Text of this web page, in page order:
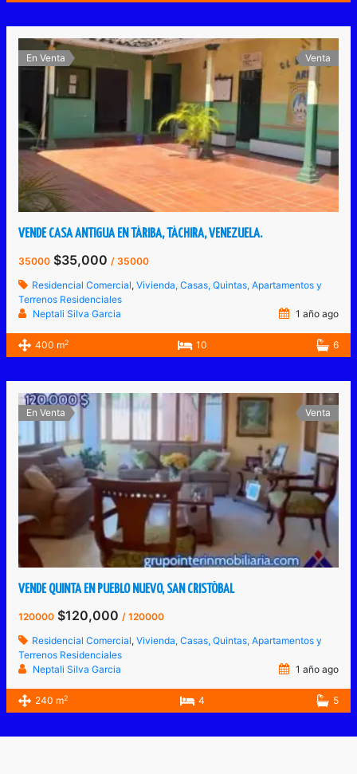
En Venta Venta
VENDE CASA ANTIGUA EN TÁRIBA, TÁCHIRA, VENEZUELA.
35000 $35,000/ 35000
Residencial Comercial,Vivienda, Casas, Quintas, Apartamentos y
Terrenos Residenciales
Neptali Silva Garcia
1 año ago
400 m2 10 6
En Venta Venta
VENDE QUINTA EN PUEBLO NUEVO, SAN CRISTÓBAL
120000 $120,000/ 120000
Residencial Comercial,Vivienda, Casas, Quintas, Apartamentos y
Terrenos Residenciales
Neptali Silva Garcia
1 año ago
240 m2 4 5